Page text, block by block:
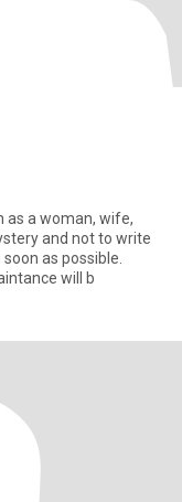
as a woman, wife,
and not to write
as possible.
will b